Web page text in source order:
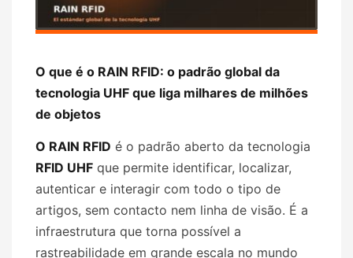
O que é o RAIN RFID: o padrão global da
tecnologia UHF que liga milhares de milhões
de objetos
O RAIN RFID é o padrão aberto da tecnologia
RFID UHF que permite identificar, localizar,
autenticar e interagir com todo o tipo de
artigos, sem contacto nem linha de visão. É a
infraestrutura que torna possível a
rastreabilidade em grande escala no mundo